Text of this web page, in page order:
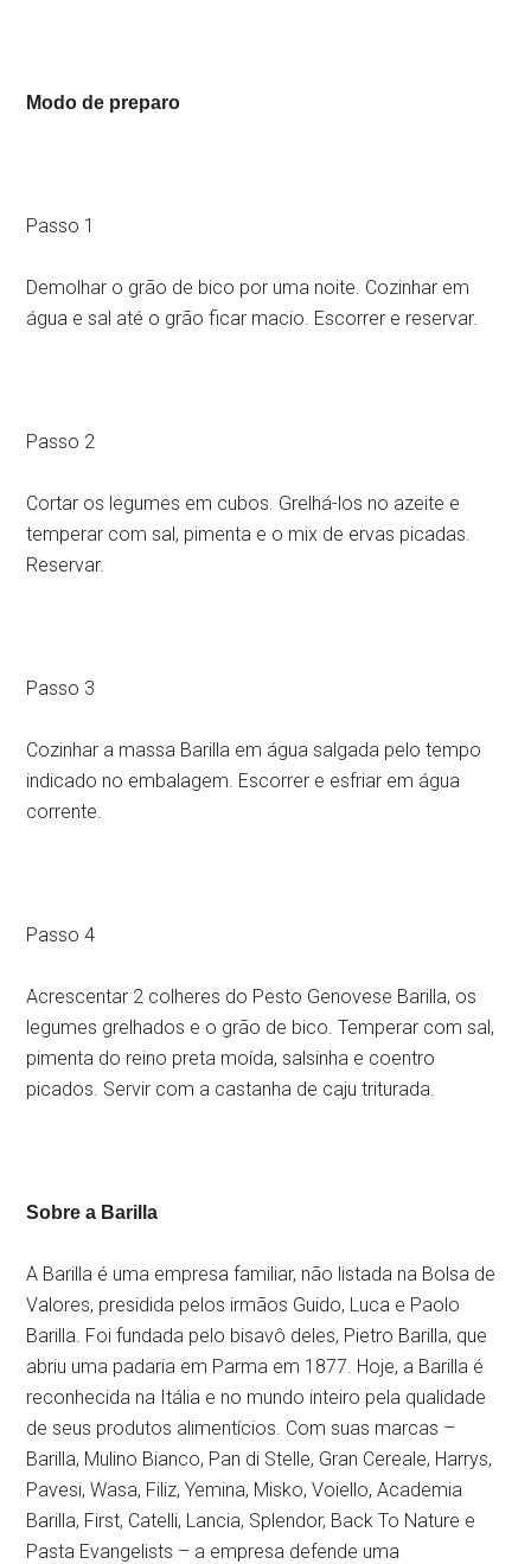
Modo de preparo
Passo 1
Demolhar o grão de bico por uma noite. Cozinhar em
água e sal até o grão ficar macio. Escorrer e reservar.
Passo 2
Cortar os legumes em cubos. Grelhá-los no azeite e
temperar com sal, pimenta e o mix de ervas picadas.
Reservar.
Passo 3
Cozinhar a massa Barilla em água salgada pelo tempo
indicado no embalagem. Escorrer e esfriar em água
corrente.
Passo 4
Acrescentar 2 colheres do Pesto Genovese Barilla, os
legumes grelhados e o grão de bico. Temperar com sal,
pimenta do reino preta moída, salsinha e coentro
picados. Servir com a castanha de caju triturada.
Sobre a Barilla
A Barilla é uma empresa familiar, não listada na Bolsa de
Valores, presidida pelos irmãos Guido, Luca e Paolo
Barilla. Foi fundada pelo bisavô deles, Pietro Barilla, que
abriu uma padaria em Parma em 1877. Hoje, a Barilla é
reconhecida na Itália e no mundo inteiro pela qualidade
de seus produtos alimentícios. Com suas marcas –
Barilla, Mulino Bianco, Pan di Stelle, Gran Cereale, Harrys,
Pavesi, Wasa, Filiz, Yemina, Misko, Voiello, Academia
Barilla, First, Catelli, Lancia, Splendor, Back To Nature e
Pasta Evangelists – a empresa defende uma